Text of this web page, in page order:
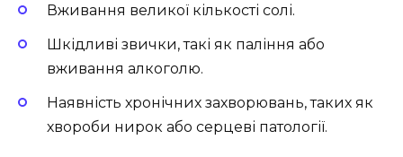
Вживання великої кількості солі.
Шкідливі звички, такі як паління або
вживання алкоголю.
Наявність хронічних захворювань, таких як
хвороби нирок або серцеві патології.